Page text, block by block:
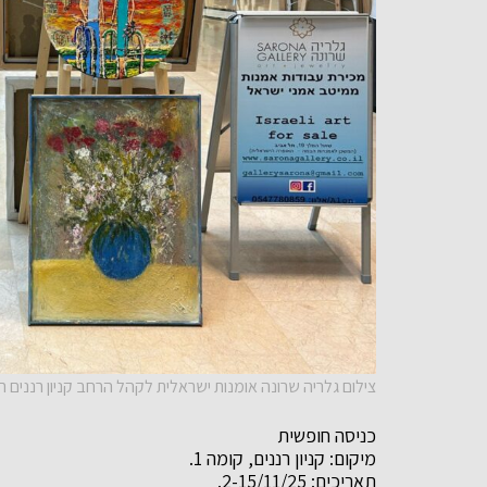
צילום גלריה שרונה אומנות ישראלית לקהל הרחב קניון רננים
כניסה חופשית
מיקום: קניון רננים, קומה 1.
תאריכים: 2-15/11/25.